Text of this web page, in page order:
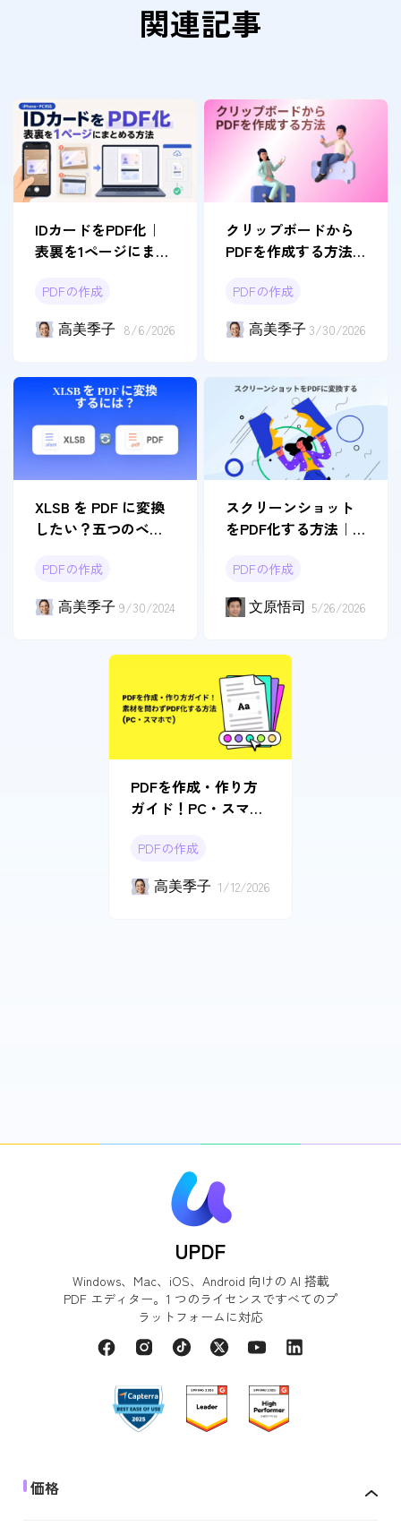
関連記事
IDカードをPDF化｜
表裏を1ページにまと
PDFの作成
高美季子 8/6/2026
クリップボードから
PDFを作成する方法
やり方
PDFの作成
高美季子 3/30/2026
XLSB を PDF に変換
したい？五つのベス
PDFの作成
高美季子 9/30/2024
スクリーンショット
をPDF化する方法｜
ホ対応
PDFの作成
文原悟司 5/26/2026
PDFを作成・作り方
ガイド！PC・スマホ
化する方法
PDFの作成
高美季子 1/12/2026
UPDF
Windows、Mac、iOS、Android 向けの AI 搭載
PDF エディター。1 つのライセンスですべてのプ
ラットフォームに対応
価格